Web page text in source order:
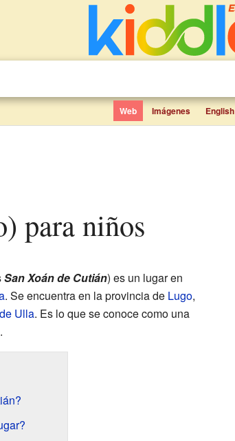
Web Imágenes English
para niños
San Xoán de Cutián) es un lugar en
. Se encuentra en la provincia de Lugo,
Ulla. Es lo que se conoce como una
.